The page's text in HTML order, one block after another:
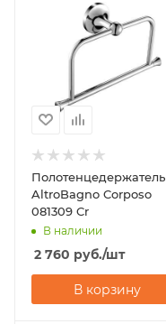
Полотенцедержатель
AltroBagno Corposo
081309 Cr
В наличии
2 760 руб./шт
В корзину